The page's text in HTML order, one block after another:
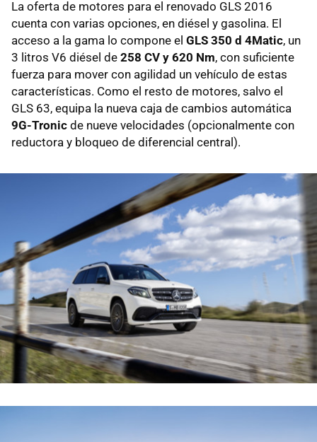
La oferta de motores para el renovado GLS 2016
cuenta con varias opciones, en diésel y gasolina. El
acceso a la gama lo compone el GLS 350 d 4Matic, un
3 litros V6 diésel de 258 CV y 620 Nm, con suficiente
fuerza para mover con agilidad un vehículo de estas
características. Como el resto de motores, salvo el
GLS 63, equipa la nueva caja de cambios automática
9G-Tronic de nueve velocidades (opcionalmente con
reductora y bloqueo de diferencial central).